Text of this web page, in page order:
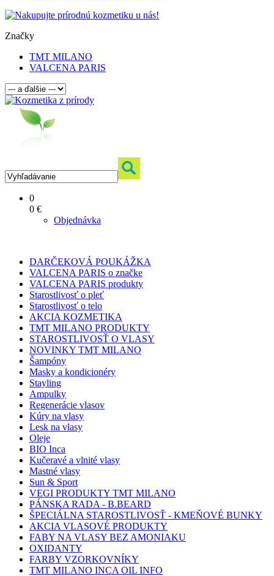
Značky
TMT MILANO
VALCENA PARIS
0
0 €
Objednávka
DARČEKOVÁ POUKÁŽKA
VALCENA PARIS o značke
VALCENA PARIS produkty
Starostlivosť o pleť
Starostlivosť o telo
AKCIA KOZMETIKA
TMT MILANO PRODUKTY
STAROSTLIVOSŤ O VLASY
NOVINKY TMT MILANO
Šampóny
Masky a kondicionéry
Stayling
Ampulky
Regenerácie vlasov
Kúry na vlasy
Lesk na vlasy
Oleje
BIO Inca
Kučeravé a vlnité vlasy
Mastné vlasy
Sun & Sport
VEGI PRODUKTY TMT MILANO
PÁNSKA RADA - B.BEARD
ŠPECIÁLNA STAROSTLIVOSŤ - KMEŇOVÉ BUNKY
AKCIA VLASOVÉ PRODUKTY
FABY NA VLASY BEZ AMONIAKU
OXIDANTY
FARBY VZORKOVNÍKY
TMT MILANO INCA OIL INFO